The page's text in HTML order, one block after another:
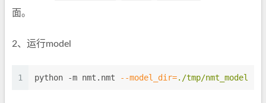
面。
2、运行model
1 python -m nmt.nmt --model_dir=./tmp/nmt_model